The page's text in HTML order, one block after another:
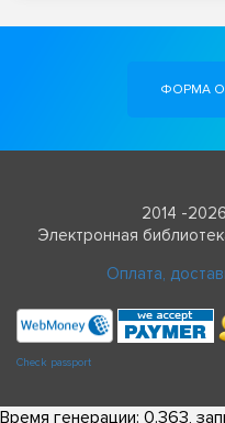
ФОРМА
2014 -
Электронная
Оплата,
Check passport
Время генерации: 0.363,